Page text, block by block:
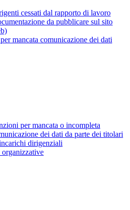
cessati dal rapporto di lavoro
da pubblicare sul sito
mancata comunicazione dei dati
per mancata o incompleta
dei dati da parte dei titolari
dirigenziali